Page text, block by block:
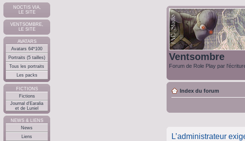
NOCTIS VIA,
LE SITE
VENTSOMBRE,
LE SITE
AVATARS
Avatars 64*100
Portraits (5 tailles)
Tous les portraits
Les packs
FICTIONS
Fictions
Journal d'Earalia
et de Luniel
NEWS & LIENS
News
Liens
Ventsombre
Forum de Role Play par
Index du forum
L’administrateur